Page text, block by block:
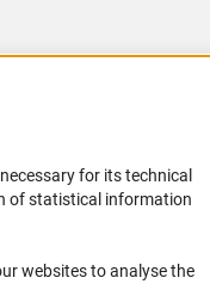
for its technical
of statistical information
websites to analyse the